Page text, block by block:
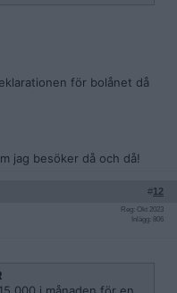
för bolånet då
jag besöker då och då!
#12
Reg: Okt 2023
Inlägg: 806